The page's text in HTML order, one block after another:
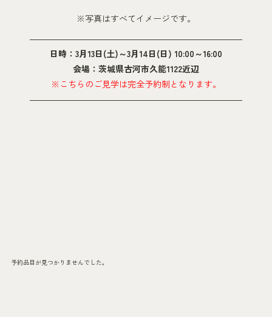
※写真はすべてイメージです。
―――――――――――――――――――――――――
日時：3月13日(土)～3月14日(日) 10:00～16:00
会場：茨城県古河市久能1122近辺
※こちらのご見学は完全予約制となります。
―――――――――――――――――――――――――
予約品目が見つかりませんでした。